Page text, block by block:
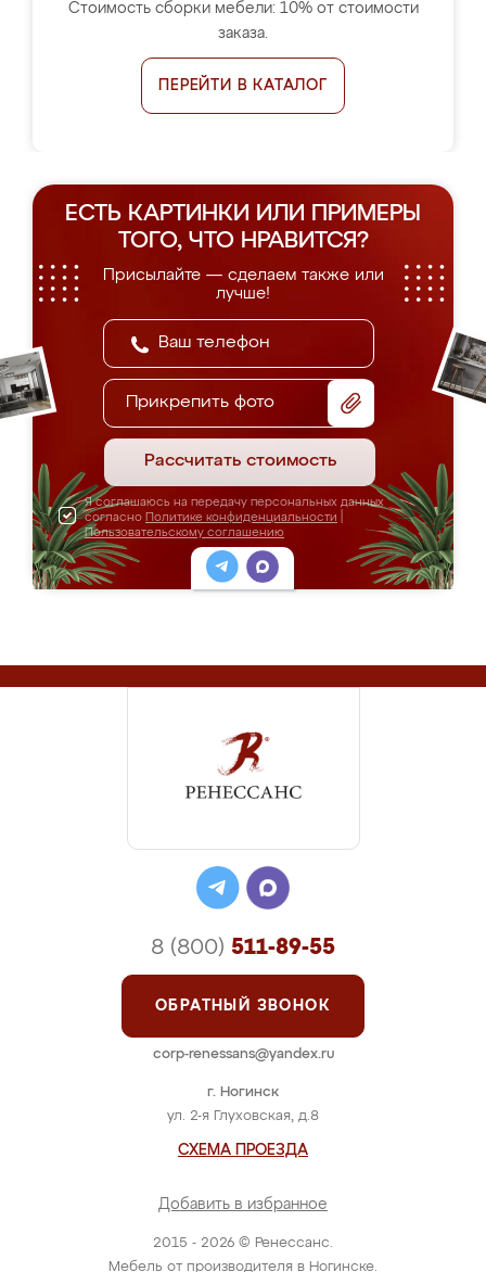
Стоимость сборки мебели: 10% от стоимости
заказа.
ПЕРЕЙТИ В КАТАЛОГ
ЕСТЬ КАРТИНКИ ИЛИ ПРИМЕРЫ
ТОГО, ЧТО НРАВИТСЯ?
Присылайте — сделаем также или
лучше!
Прикрепить фото
Рассчитать стоимость
Я соглашаюсь на передачу персональных данных
согласно Политике конфиденциальности
Пользовательскому соглашению
2015 - 2026 © Ренессанс.
Мебель от производителя в Ногинске.
г. Ногинск
ул. 2-я Глуховская, д.8
СХЕМА ПРОЕЗДА
Добавить в избранное
8 (800) 511-89-55
ОБРАТНЫЙ ЗВОНОК
corp-renessans@yandex.ru